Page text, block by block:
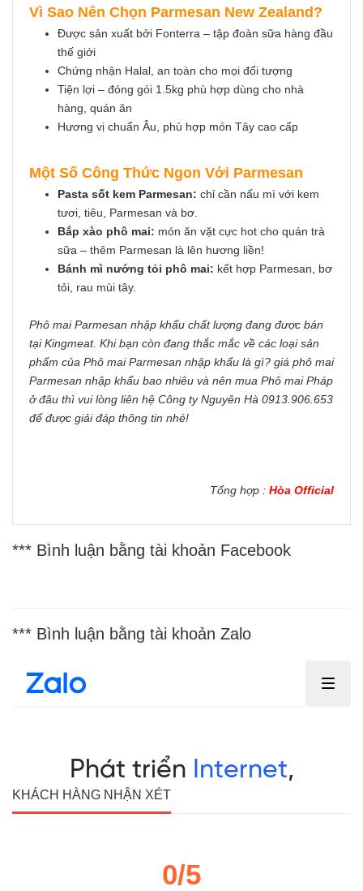
Vì Sao Nên Chọn Parmesan New Zealand?
Được sản xuất bởi Fonterra – tập đoàn sữa hàng đầu
thế giới
Chứng nhận Halal, an toàn cho mọi đối tượng
Tiện lợi – đóng gói 1.5kg phù hợp dùng cho nhà
hàng, quán ăn
Hương vị chuẩn Âu, phù hợp món Tây cao cấp
Một Số Công Thức Ngon Với Parmesan
Pasta sốt kem Parmesan: chỉ cần nấu mì với kem
tươi, tiêu, Parmesan và bơ.
Bắp xào phô mai: món ăn vặt cực hot cho quán trà
sữa – thêm Parmesan là lên hương liền!
Bánh mì nướng tỏi phô mai: kết hợp Parmesan, bơ
tỏi, rau mùi tây.
Phô mai Parmesan nhập khẩu chất lượng đang được bán
tại Kingmeat. Khi bạn còn đang thắc mắc về các loại sản
phẩm của Phô mai Parmesan nhập khẩu là gì? giá phô mai
Parmesan nhập khẩu bao nhiêu và nên mua Phô mai Pháp
ở đâu thì vui lòng liên hệ Công ty Nguyên Hà 0913.906.653
để được giải đáp thông tin nhé!
Tổng hợp : Hòa Official
*** Bình luận bằng tài khoản Facebook
*** Bình luận bằng tài khoản Zalo
KHÁCH HÀNG NHẬN XÉT
0/5